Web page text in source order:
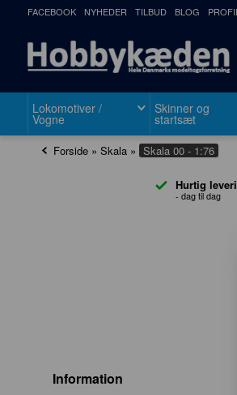
FACEBOOK NYHEDER TILBUD BLOG PROFIL
Lokomotiver /
Vogne
Skinner og
startsæt
Forside» Skala» Skala 00 - 1:76
Hurtig
- dag til dag
Information